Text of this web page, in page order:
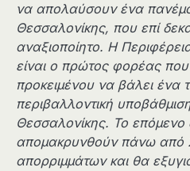
να απολαύσουν ένα
Θεσσαλονίκης, που επί
αναξιοποίητο. Η
είναι ο πρώτος φορέας
προκειμένου να βάλει ένα
περιβαλλοντική
Θεσσαλονίκης. Το επόμενο
απομακρυνθούν πάνω από
απορριμμάτων και θα